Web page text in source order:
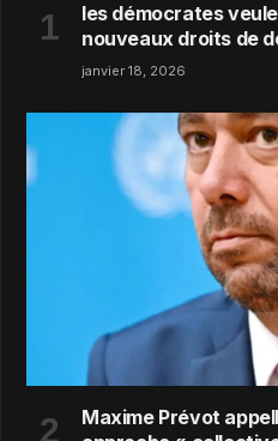
les démocrates
nouveaux droits de
janvier 18, 2026
Maxime Prévot